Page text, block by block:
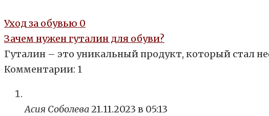
Уход за обувью 0
Зачем нужен гуталин для обуви?
Гуталин – это уникальный продукт, который стал
Комментарии: 1
Асия Соболева21.11.2023 в 05:13